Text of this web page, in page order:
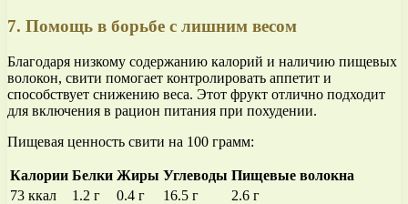
7. Помощь в борьбе с лишним весом
Благодаря низкому содержанию калорий и наличию пищевых
волокон, свити помогает контролировать аппетит и
способствует снижению веса. Этот фрукт отлично подходит
для включения в рацион питания при похудении.
Пищевая ценность свити на 100 грамм:
Калории Белки Жиры Углеводы Пищевые волокна
73 ккал
1.2 г 0.4 г 16.5 г 2.6 г